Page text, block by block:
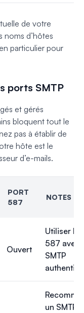
de votre
noms d’hôtes
particulier pour
ports SMTP
et gérés
bloquent tout le
pas à établir de
hôte est le
d’e-mails.
PORT
587
NOTES
Ouvert
Utiliser le
587 avec
SMTP
authentifié
un SMTP